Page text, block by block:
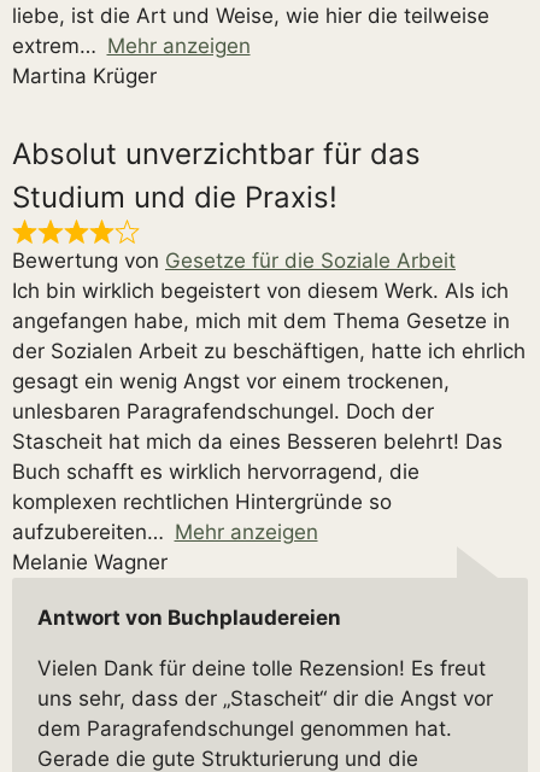
liebe, ist die Art und Weise, wie hier die teilweise
extrem
Mehr anzeigen
Martina Krüger
Absolut unverzichtbar für das
Studium und die Praxis!
Bewertung von Gesetze für die Soziale Arbeit
Ich bin wirklich begeistert von diesem Werk. Als ich
angefangen habe, mich mit dem Thema Gesetze in
der Sozialen Arbeit zu beschäftigen, hatte ich ehrlich
gesagt ein wenig Angst vor einem trockenen,
unlesbaren Paragrafendschungel. Doch der
Stascheit hat mich da eines Besseren belehrt! Das
Buch schafft es wirklich hervorragend, die
komplexen rechtlichen Hintergründe so
aufzubereiten
Mehr anzeigen
Melanie Wagner
Antwort von Buchplaudereien
Vielen Dank für deine tolle Rezension! Es freut
uns sehr, dass der „Stascheit“ dir die Angst vor
dem Paragrafendschungel genommen hat.
Gerade die gute Strukturierung und die